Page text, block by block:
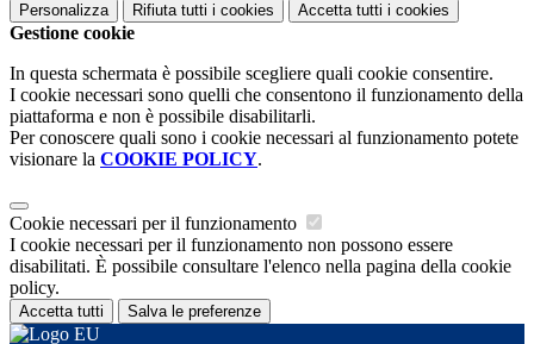
Personalizza Rifiuta tutti i cookies Accetta tutti i cookies
Gestione cookie
In questa schermata è possibile scegliere quali cookie consentire.
I cookie necessari sono quelli che consentono il funzionamento della
piattaforma e non è possibile disabilitarli.
Per conoscere quali sono i cookie necessari al funzionamento potete
visionare la COOKIE POLICY.
Cookie necessari per il funzionamento
I cookie necessari per il funzionamento non possono essere
disabilitati. È possibile consultare l'elenco nella pagina della cookie
policy.
Accetta tutti Salva le preferenze